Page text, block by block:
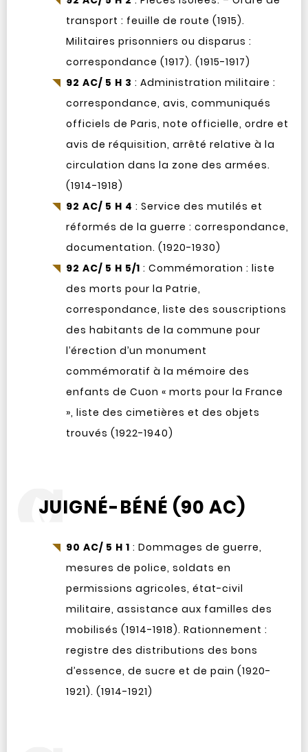
transport : feuille de route (1915).
Militaires prisonniers ou disparus :
correspondance (1917). (1915-1917)
92 AC/ 5 H 3 : Administration militaire :
correspondance, avis, communiqués
officiels de Paris, note officielle, ordre et
avis de réquisition, arrêté relative à la
circulation dans la zone des armées.
(1914-1918)
92 AC/ 5 H 4 : Service des mutilés et
réformés de la guerre : correspondance,
documentation. (1920-1930)
92 AC/ 5 H 5/1 : Commémoration : liste
des morts pour la Patrie,
correspondance, liste des souscriptions
des habitants de la commune pour
l’érection d’un monument
commémoratif à la mémoire des
enfants de Cuon « morts pour la France
», liste des cimetières et des objets
trouvés (1922-1940)
JUIGNÉ-BÉNÉ (90 AC)
90 AC/ 5 H 1 : Dommages de guerre,
mesures de police, soldats en
permissions agricoles, état-civil
militaire, assistance aux familles des
mobilisés (1914-1918). Rationnement :
registre des distributions des bons
d’essence, de sucre et de pain (1920-
1921). (1914-1921)